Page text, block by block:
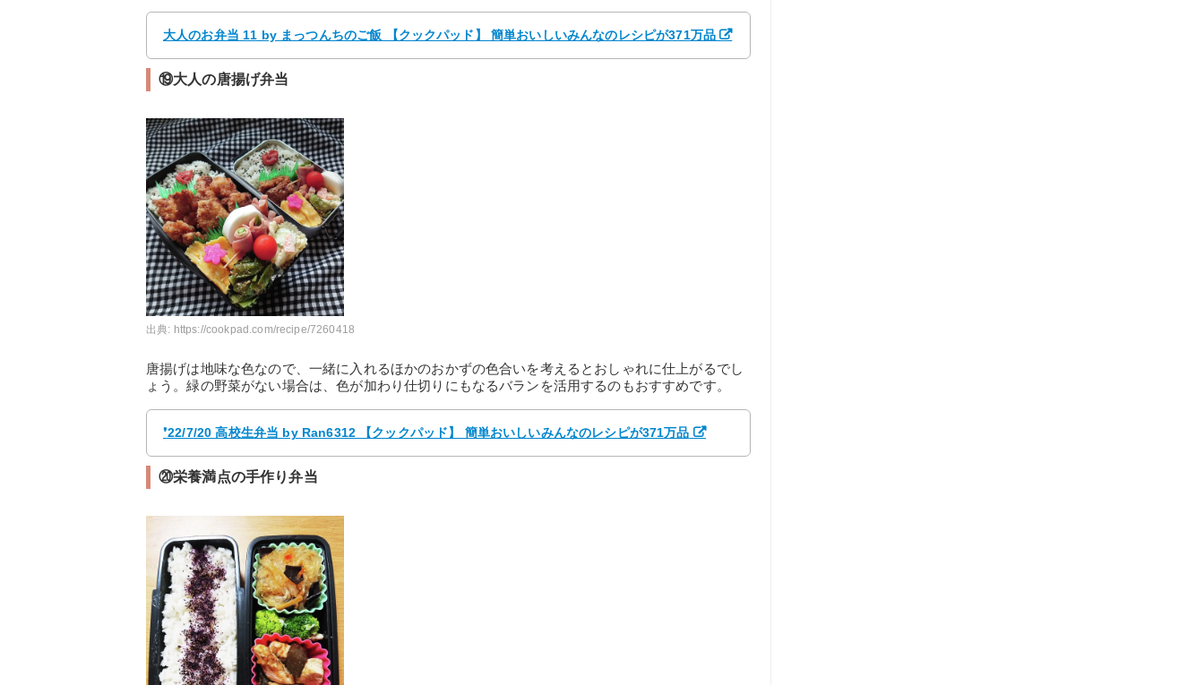
大人のお弁当 11 by まっつんちのご飯 【クックパッド】 簡単おいしいみんなのレシピが371万品
⑲大人の唐揚げ弁当
出典: https://cookpad.com/recipe/7260418
唐揚げは地味な色なので、一緒に入れるほかのおかずの色合いを考えるとおしゃれに仕上がるでし
ょう。緑の野菜がない場合は、色が加わり仕切りにもなるバランを活用するのもおすすめです。
❜22/7/20 高校生弁当 by Ran6312 【クックパッド】 簡単おいしいみんなのレシピが371万品
⑳栄養満点の手作り弁当